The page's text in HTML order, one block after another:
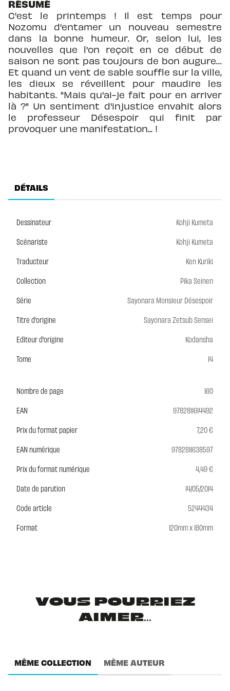
RÉSUMÉ
C'est le printemps ! Il est temps pour
Nozomu d'entamer un nouveau semestre
dans la bonne humeur. Or, selon lui, les
nouvelles que l'on reçoit en ce début de
saison ne sont pas toujours de bon augure…
Et quand un vent de sable souffle sur la ville,
les dieux se réveillent pour maudire les
habitants. "Mais qu'ai-je fait pour en arriver
là ?" Un sentiment d'injustice envahit alors
le professeur Désespoir qui finit par
provoquer une manifestation... !
DÉTAILS
Dessinateur
Kohji Kumeta
Scénariste
Kohji Kumeta
Traducteur
Ken Kuriki
Collection
Pika Seinen
Série
Sayonara Monsieur Désespoir
Titre d'origine
Sayonara Zetsub Sensei
Editeur d'origine
Kodansha
Tome
14
Nombre de page
160
EAN
9782811614492
Prix du format papier
7,20 €
EAN numérique
9782811638597
Prix du format numérique
4,49 €
Date de parution
14/05/2014
Code article
5244434
Format
120mm x 180mm
VOUS POURRIEZ
AIMER...
MÊME COLLECTION MÊME AUTEUR